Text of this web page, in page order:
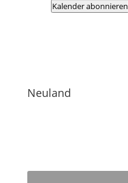
Kalender abonnieren
Neuland